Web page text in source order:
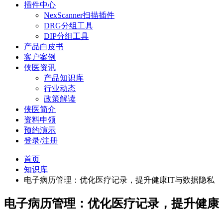
插件中心
NexScanner扫描插件
DRG分组工具
DIP分组工具
产品白皮书
客户案例
侠医资讯
产品知识库
行业动态
政策解读
侠医简介
资料申领
预约演示
登录/注册
首页
知识库
电子病历管理：优化医疗记录，提升健康IT与数据隐私
电子病历管理：优化医疗记录，提升健康